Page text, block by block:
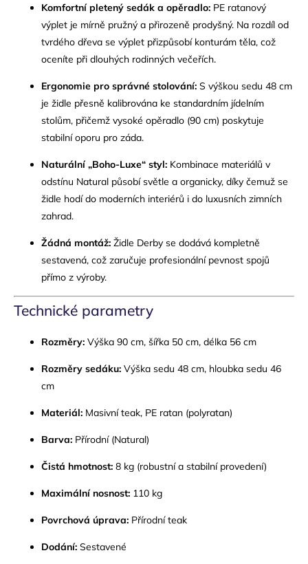
Komfortní pletený sedák a opěradlo: PE ratanový
výplet je mírně pružný a přirozeně prodyšný. Na rozdíl od
tvrdého dřeva se výplet přizpůsobí konturám těla, což
oceníte při dlouhých rodinných večeřích.
Ergonomie pro správné stolování: S výškou sedu 48 cm
je židle přesně kalibrována ke standardním jídelním
stolům, přičemž vysoké opěradlo (90 cm) poskytuje
stabilní oporu pro záda.
Naturální „Boho-Luxe“ styl: Kombinace materiálů v
odstínu Natural působí světle a organicky, díky čemuž se
židle hodí do moderních interiérů i do luxusních zimních
zahrad.
Žádná montáž: Židle Derby se dodává kompletně
sestavená, což zaručuje profesionální pevnost spojů
přímo z výroby.
Technické parametry
Rozměry: Výška 90 cm, šířka 50 cm, délka 56 cm
Rozměry sedáku: Výška sedu 48 cm, hloubka sedu 46
cm
Materiál: Masivní teak, PE ratan (polyratan)
Barva: Přírodní (Natural)
Čistá hmotnost: 8 kg (robustní a stabilní provedení)
Maximální nosnost: 110 kg
Povrchová úprava: Přírodní teak
Dodání: Sestavené